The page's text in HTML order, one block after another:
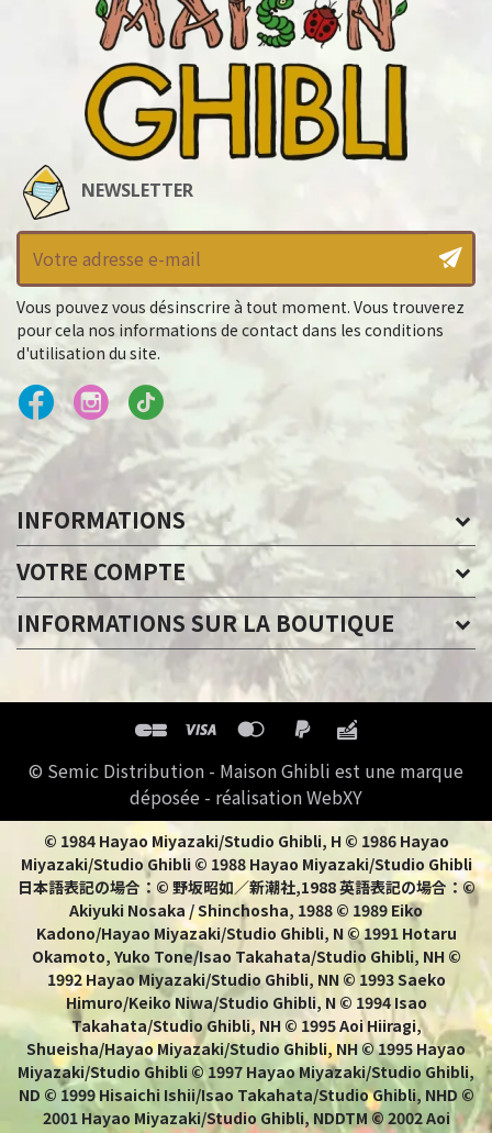
NEWSLETTER
Vous pouvez vous désinscrire à tout moment. Vous trouverez
pour cela nos informations de contact dans les conditions
d'utilisation du site.
INFORMATIONS
VOTRE COMPTE
INFORMATIONS SUR LA BOUTIQUE
© Semic Distribution - Maison Ghibli est une marque
déposée - réalisation WebXY
© 1984 Hayao Miyazaki/Studio Ghibli, H © 1986 Hayao
Miyazaki/Studio Ghibli © 1988 Hayao Miyazaki/Studio Ghibli
日本語表記の場合：© 野坂昭如／新潮社,1988 英語表記の場合：©
Akiyuki Nosaka / Shinchosha, 1988 © 1989 Eiko
Kadono/Hayao Miyazaki/Studio Ghibli, N © 1991 Hotaru
Okamoto, Yuko Tone/Isao Takahata/Studio Ghibli, NH ©
1992 Hayao Miyazaki/Studio Ghibli, NN © 1993 Saeko
Himuro/Keiko Niwa/Studio Ghibli, N © 1994 Isao
Takahata/Studio Ghibli, NH © 1995 Aoi Hiiragi,
Shueisha/Hayao Miyazaki/Studio Ghibli, NH © 1995 Hayao
Miyazaki/Studio Ghibli © 1997 Hayao Miyazaki/Studio Ghibli,
ND © 1999 Hisaichi Ishii/Isao Takahata/Studio Ghibli, NHD ©
2001 Hayao Miyazaki/Studio Ghibli, NDDTM © 2002 Aoi